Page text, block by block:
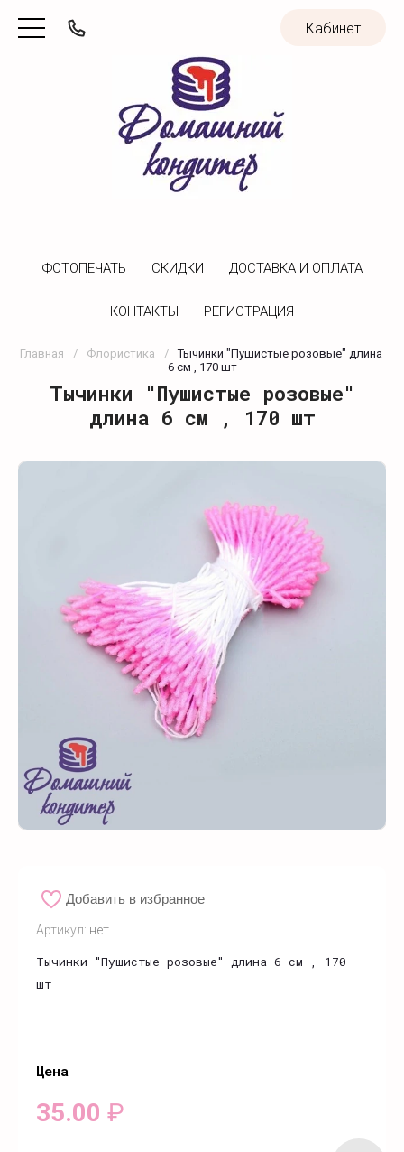
Кабинет
ФОТОПЕЧАТЬ CКИДКИ ДОСТАВКА И ОПЛАТА
КОНТАКТЫ РЕГИСТРАЦИЯ
Главная / Флористика /
Тычинки "Пушистые розовые" длина
6 см , 170 шт
Тычинки "Пушистые розовые"
длина 6 см , 170 шт
Артикул: нет
Тычинки "Пушистые розовые" длина 6 см , 170
шт
Добавить в избранное
Цена
35.00 ₽